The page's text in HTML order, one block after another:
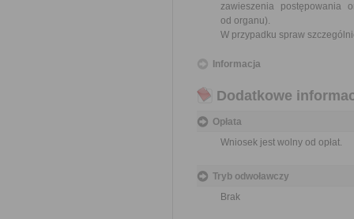
zawieszenia postępowania
od organu).
W przypadku spraw
Informacja
Dodatkowe
Opłata
Wniosek jest wolny od opłat.
Tryb odwoławczy
Brak